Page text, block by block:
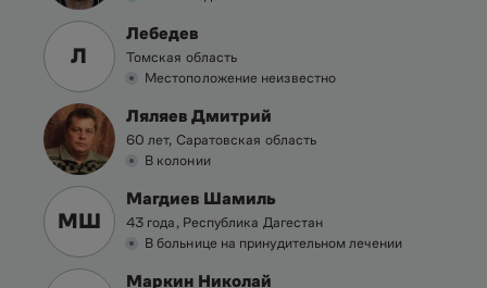
Л
Лебедев
Томская область
Местоположение неизвестно
Ляляев Дмитрий
60 лет, Саратовская область
В колонии
МШ
Магдиев Шамиль
43 года, Республика Дагестан
В больнице на принудительном лечении
Маркин Николай